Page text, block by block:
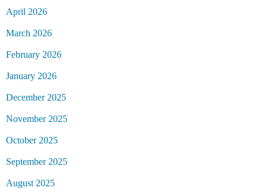
April 2026
March 2026
February 2026
January 2026
December 2025
November 2025
October 2025
September 2025
August 2025